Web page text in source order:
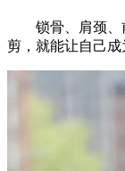
锁骨、肩颈、
剪，就能让自己成